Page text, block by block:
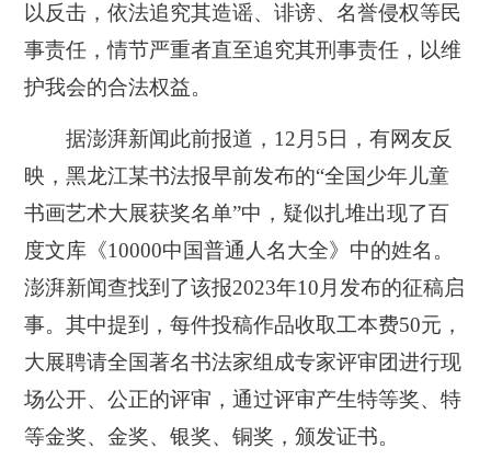
以反击，依法追究其造谣、诽谤、名誉侵权等民
事责任，情节严重者直至追究其刑事责任，以维
护我会的合法权益。
据澎湃新闻此前报道，12月5日，有网友反
映，黑龙江某书法报早前发布的“全国少年儿童
书画艺术大展获奖名单”中，疑似扎堆出现了百
度文库《10000中国普通人名大全》中的姓名。
澎湃新闻查找到了该报2023年10月发布的征稿启
事。其中提到，每件投稿作品收取工本费50元，
大展聘请全国著名书法家组成专家评审团进行现
场公开、公正的评审，通过评审产生特等奖、特
等金奖、金奖、银奖、铜奖，颁发证书。